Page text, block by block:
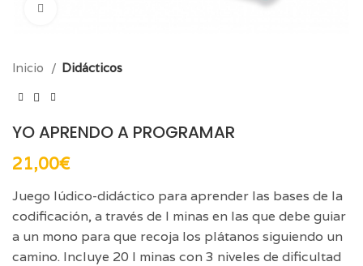
Inicio Didácticos
YO APRENDO A PROGRAMAR
21,00€
Juego lúdico-didáctico para aprender las bases de la
codificación, a través de l minas en las que debe guiar
a un mono para que recoja los plátanos siguiendo un
camino. Incluye 20 l minas con 3 niveles de dificultad